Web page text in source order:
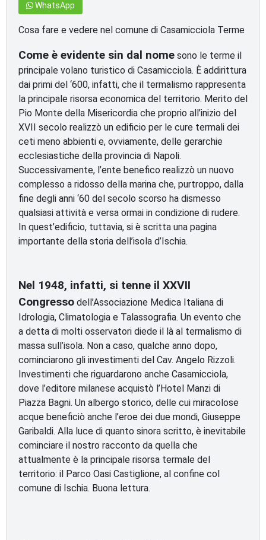
WhatsApp
Cosa fare e vedere nel comune di Casamicciola Terme
Come è evidente sin dal nome sono le terme il
principale volano turistico di Casamicciola. È addirittura
dai primi del ‘600, infatti, che il termalismo rappresenta
la principale risorsa economica del territorio. Merito del
Pio Monte della Misericordia che proprio all’inizio del
XVII secolo realizzò un edificio per le cure termali dei
ceti meno abbienti e, ovviamente, delle gerarchie
ecclesiastiche della provincia di Napoli.
Successivamente, l’ente benefico realizzò un nuovo
complesso a ridosso della marina che, purtroppo, dalla
fine degli anni ‘60 del secolo scorso ha dismesso
qualsiasi attività e versa ormai in condizione di rudere.
In quest’edificio, tuttavia, si è scritta una pagina
importante della storia dell’isola d’Ischia.
Nel 1948, infatti, si tenne il XXVII
Congresso dell’Associazione Medica Italiana di
Idrologia, Climatologia e Talassografia. Un evento che
a detta di molti osservatori diede il là al termalismo di
massa sull’isola. Non a caso, qualche anno dopo,
cominciarono gli investimenti del Cav. Angelo Rizzoli.
Investimenti che riguardarono anche Casamicciola,
dove l’editore milanese acquistò l’Hotel Manzi di
Piazza Bagni. Un albergo storico, delle cui miracolose
acque beneficiò anche l’eroe dei due mondi, Giuseppe
Garibaldi. Alla luce di quanto sinora scritto, è inevitabile
cominciare il nostro racconto da quella che
attualmente è la principale risorsa termale del
territorio: il Parco Oasi Castiglione, al confine col
comune di Ischia. Buona lettura.